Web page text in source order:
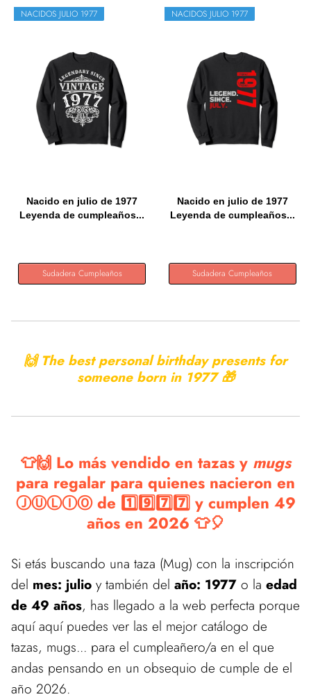
NACIDOS JULIO 1977
Nacido en julio de 1977
Leyenda de cumpleaños...
Sudadera Cumpleaños
NACIDOS JULIO 1977
Nacido en julio de 1977
Leyenda de cumpleaños...
Sudadera Cumpleaños
🙌 The best personal birthday presents for
someone born in 1977 🎁
👕🙌 Lo más vendido en tazas y mugs
para regalar para quienes nacieron en
ⒿⓊⓁⒾⓄ de 1️⃣9️⃣7️⃣7️⃣ y cumplen 49
años en 2026 👕🎈
Si etás buscando una taza (Mug) con la inscripción
del mes: julio y también del año: 1977 o la edad
de 49 años, has llegado a la web perfecta porque
aquí aquí puedes ver las el mejor catálogo de
tazas, mugs... para el cumpleañero/a en el que
andas pensando en un obsequio de cumple de el
año 2026.